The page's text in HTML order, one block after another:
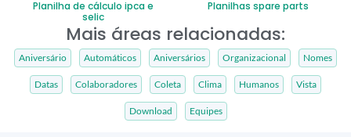
Planilha de cálculo ipca e
selic
Planilhas spare parts
Mais áreas relacionadas:
Aniversário Automáticos Aniversários Organizacional Nomes
Datas Colaboradores Coleta Clima Humanos Vista
Download Equipes